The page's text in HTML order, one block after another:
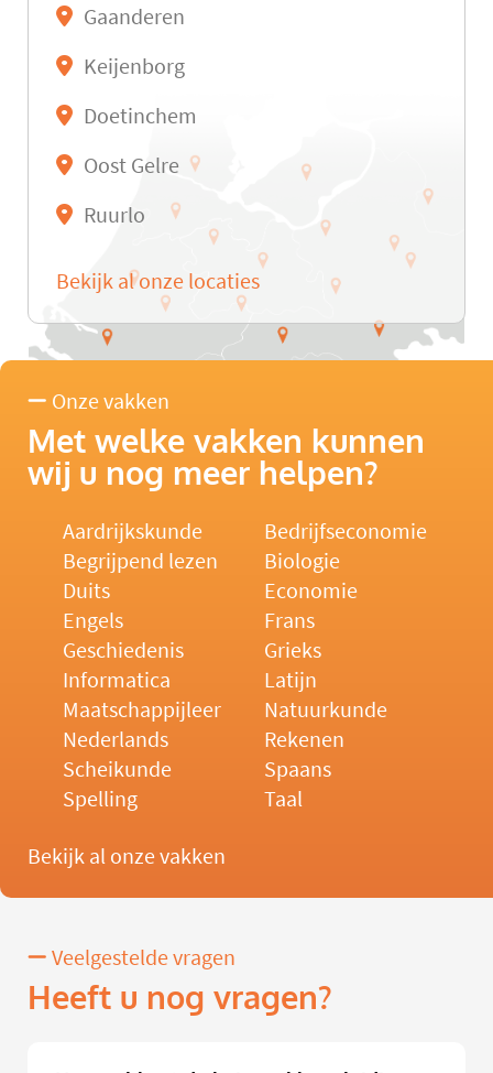
Gaanderen
Keijenborg
Doetinchem
Oost Gelre
Ruurlo
Bekijk al onze locaties
Onze vakken
Met welke vakken kunnen
wij u nog meer helpen?
Aardrijkskunde
Bedrijfseconomie
Begrijpend lezen
Biologie
Duits
Economie
Engels
Frans
Geschiedenis
Grieks
Informatica
Latijn
Maatschappijleer
Natuurkunde
Nederlands
Rekenen
Scheikunde
Spaans
Spelling
Taal
Bekijk al onze vakken
Veelgestelde vragen
Heeft u nog vragen?